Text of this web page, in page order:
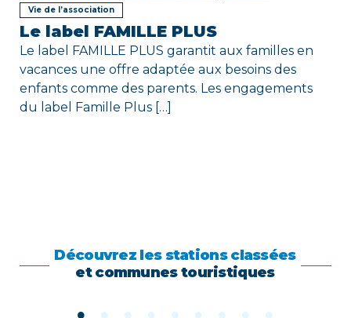
Vie de l’association
Le label FAMILLE PLUS
Le label FAMILLE PLUS garantit aux familles en
vacances une offre adaptée aux besoins des
enfants comme des parents. Les engagements
du label Famille Plus […]
Découvrez les stations classées
et communes touristiques